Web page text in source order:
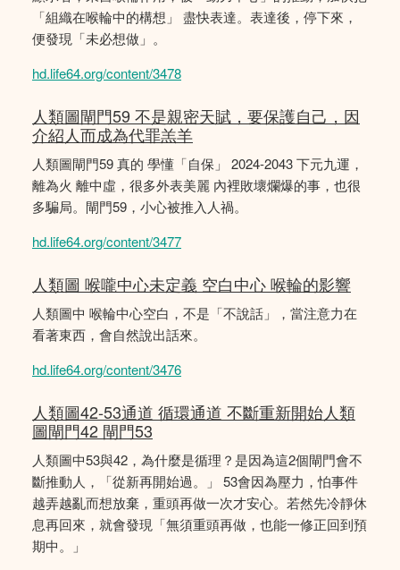
「組織在喉輪中的構想」 盡快表達。表達後，停下來，
便發現「未必想做」。
hd.life64.org/content/3478
人類圖閘門59 不是親密天賦，要保護自己，因
介紹人而成為代罪羔羊
人類圖閘門59 真的 學懂「自保」 2024-2043 下元九運，
離為火 離中虛，很多外表美麗 內裡敗壞爛爆的事，也很
多騙局。閘門59，小心被推入人禍。
hd.life64.org/content/3477
人類圖 喉嚨中心未定義 空白中心 喉輪的影響
人類圖中 喉輪中心空白，不是「不說話」，當注意力在
看著東西，會自然說出話來。
hd.life64.org/content/3476
人類圖42-53通道 循環通道 不斷重新開始人類
圖閘門42 閘門53
人類圖中53與42，為什麼是循理？是因為這2個閘門會不
斷推動人，「從新再開始過。」 53會因為壓力，怕事件
越弄越亂而想放棄，重頭再做一次才安心。若然先冷靜休
息再回來，就會發現「無須重頭再做，也能一修正回到預
期中。」